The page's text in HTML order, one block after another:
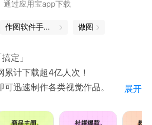
饰装修，随时随地通过微信、QQ进
乐设计助手
通过应用宝app下载
作图软件手机版 做图
定」
累计下载超4亿人次！
可迅速制作各类视觉作品。
展开